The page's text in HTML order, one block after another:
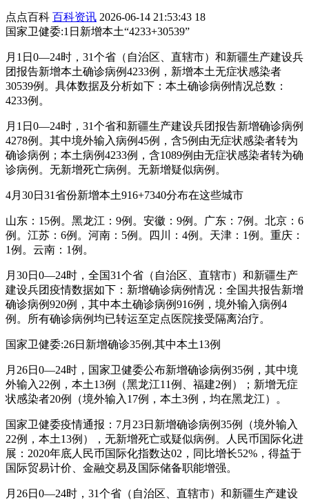
点点百科 百科资讯 2026-06-14 21:53:43 18
国家卫健委:1日新增本土“4233+30539”
月1日0—24时，31个省（自治区、直辖市）和新疆生产建设兵
团报告新增本土确诊病例4233例，新增本土无症状感染者
30539例。具体数据及分析如下：本土确诊病例情况总数：
4233例。
月1日0—24时，31个省和新疆生产建设兵团报告新增确诊病例
4278例。其中境外输入病例45例，含5例由无症状感染者转为
确诊病例；本土病例4233例，含1089例由无症状感染者转为确
诊病例。无新增死亡病例。无新增疑似病例。
4月30日31省份新增本土916+7340分布在这些城市
山东：15例。黑龙江：9例。安徽：9例。广东：7例。北京：6
例。江苏：6例。河南：5例。四川：4例。天津：1例。重庆：
1例。云南：1例。
月30日0—24时，全国31个省（自治区、直辖市）和新疆生产
建设兵团疫情数据如下：新增确诊病例情况：全国共报告新增
确诊病例920例，其中本土确诊病例916例，境外输入病例4
例。所有确诊病例均已转运至定点医院接受隔离治疗。
国家卫健委:26日新增确诊35例,其中本土13例
月26日0—24时，国家卫健委公布新增确诊病例35例，其中境
外输入22例，本土13例（黑龙江11例、福建2例）；新增无症
状感染者20例（境外输入17例，本土3例，均在黑龙江）。
国家卫健委疫情通报：7月23日新增确诊病例35例（境外输入
22例，本土13例），无新增死亡或疑似病例。人民币国际化进
展：2020年底人民币国际化指数达02，同比增长52%，得益于
国际贸易计价、金融交易及国际储备职能增强。
月26日0—24时，31个省（自治区、直辖市）和新疆生产建设